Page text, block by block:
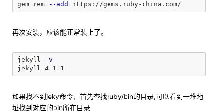
gem rem
--add
再次安装，应该能正常装上了。
jekyll
-v
如果找不到jeky命令，首先查找ruby/bin的目录,可以看到一堆地
址找到对应的bin所在目录